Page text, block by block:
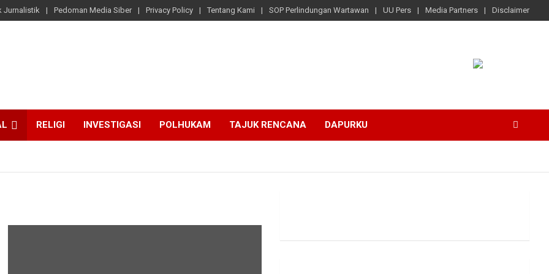
Jurnalistik Pedoman Media Siber Privacy Policy Tentang Kami SOP Perlindungan Wartawan UU Pers Media Partners Disclaimer
RELIGI INVESTIGASI POLHUKAM TAJUK RENCANA DAPURKU